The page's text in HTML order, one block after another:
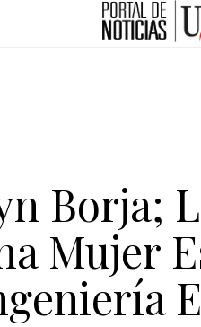
Borja;
Mujer